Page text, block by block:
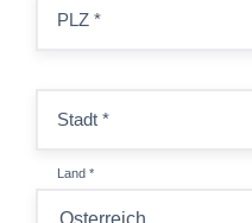
PLZ *
Stadt *
Land *